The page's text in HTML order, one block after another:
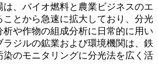
、バイオ燃料と農業ビジネスのエ
ことから急速に拡大しており、分光
や作物の組成分析に日常的に用い
ラジルの鉱業および環境機関は、鉄
のモニタリングに分光法を広く活